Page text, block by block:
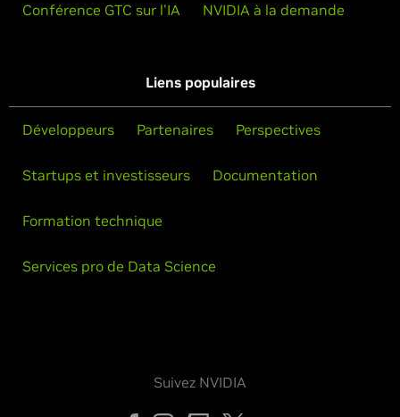
Conférence GTC sur l'IA NVIDIA à la demande
Liens populaires
Développeurs Partenaires Perspectives
Startups et investisseurs Documentation
Formation technique
Services pro de Data Science
Suivez NVIDIA